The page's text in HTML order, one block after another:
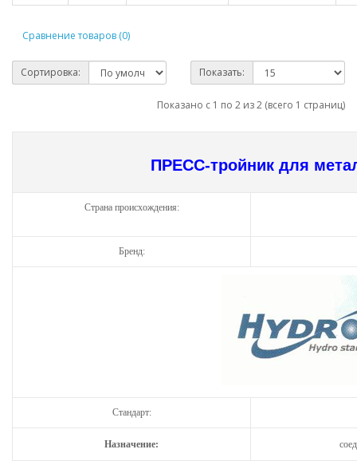
Сравнение товаров (0)
Сортировка: Показать:
Показано с 1 по 2 из 2 (всего 1 страниц)
ПРЕСС-тройник для
Страна происхождения:
Бренд:
Стандарт:
Назначение: